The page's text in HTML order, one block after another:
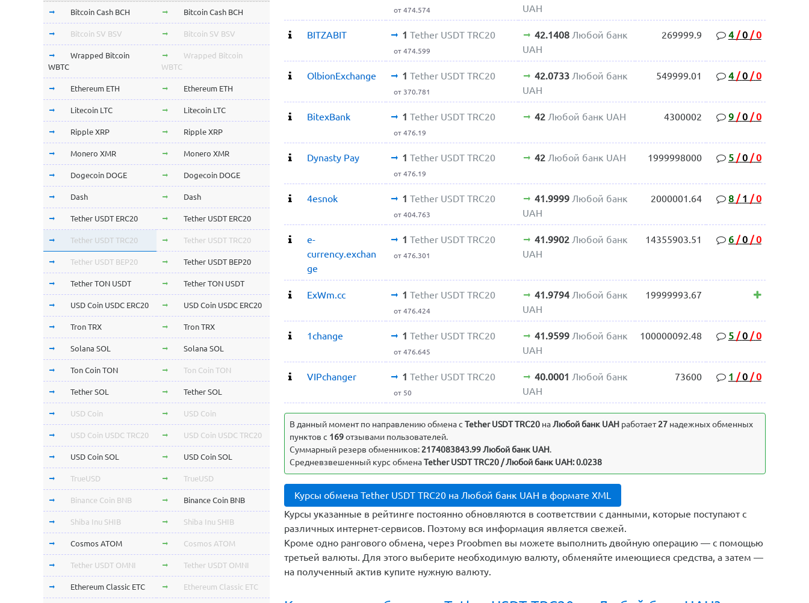
от 474.574
UAH
BITZABIT 1 Tether USDT TRC20
от 474.599
42.1408 Любой банк
UAH
269999.9 4 / 0 / 0
OlbionExchange 1 Tether USDT TRC20
от 370.781
42.0733 Любой банк
UAH
549999.01 4 / 0 / 0
BitexBank 1 Tether USDT TRC20
от 476.19
42 Любой банк UAH 4300002 9 / 0 / 0
Dynasty Pay 1 Tether USDT TRC20
от 476.19
42 Любой банк UAH 1999998000 5 / 0 / 0
4esnok 1 Tether USDT TRC20
от 404.763
41.9999 Любой банк
UAH
2000001.64 8 / 1 / 0
e-
currency.exchan
ge
1 Tether USDT TRC20
от 476.301
41.9902 Любой банк
UAH
14355903.51 6 / 0 / 0
ExWm.cc 1 Tether USDT TRC20
от 476.424
41.9794 Любой банк
UAH
19999993.67
1change 1 Tether USDT TRC20
от 476.645
41.9599 Любой банк
UAH
100000092.48 5 / 0 / 0
VIPchanger 1 Tether USDT TRC20
от 50
40.0001 Любой банк
UAH
73600 1 / 0 / 0
В данный момент по направлению обмена c Tether USDT TRC20 наЛюбой банк UAH работает27 надежных обменных
пунктов с 169отзывами пользователей.
Суммарный резерв обменников: 2174083843.99 Любой банк UAH.
Средневзвешенный курс обменаTether USDT TRC20 / Любой банк UAH: 0.0238
Курсы обмена Tether USDT TRC20 на Любой банк UAH в формате XML
Курсы указанные в рейтинге постоянно обновляются в соответствии с данными, которые поступают с
различных интернет-сервисов. Поэтому вся информация является свежей.
Кроме одно рангового обмена, через Proobmen вы можете выполнить двойную операцию — с помощью
третьей валюты. Для этого выберите необходимую валюту, обменяйте имеющиеся средства, а затем —
на полученный актив купите нужную валюту.
Bitcoin Cash BCH Bitcoin Cash BCH
Bitcoin SV BSV Bitcoin SV BSV
Wrapped Bitcoin
WBTC
Wrapped Bitcoin
WBTC
Ethereum ETH Ethereum ETH
Litecoin LTC Litecoin LTC
Ripple XRP Ripple XRP
Monero XMR Monero XMR
Dogecoin DOGE Dogecoin DOGE
Dash Dash
Tether USDT ERC20 Tether USDT ERC20
Tether USDT TRC20 Tether USDT TRC20
Tether USDT BEP20 Tether USDT BEP20
Tether TON USDT Tether TON USDT
USD Coin USDC ERC20 USD Coin USDC ERC20
Tron TRX Tron TRX
Solana SOL Solana SOL
Ton Coin TON Ton Coin TON
Tether SOL Tether SOL
USD Coin USD Coin
USD Coin USDC TRC20 USD Coin USDC TRC20
USD Coin SOL USD Coin SOL
TrueUSD TrueUSD
Binance Coin BNB Binance Coin BNB
Shiba Inu SHIB Shiba Inu SHIB
Cosmos ATOM Cosmos ATOM
Tether USDT OMNI Tether USDT OMNI
Ethereum Classic ETC Ethereum Classic ETC